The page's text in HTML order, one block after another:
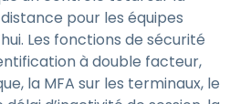
pour les équipes
Les fonctions de sécurité
à double facteur,
la MFA sur les terminaux, le